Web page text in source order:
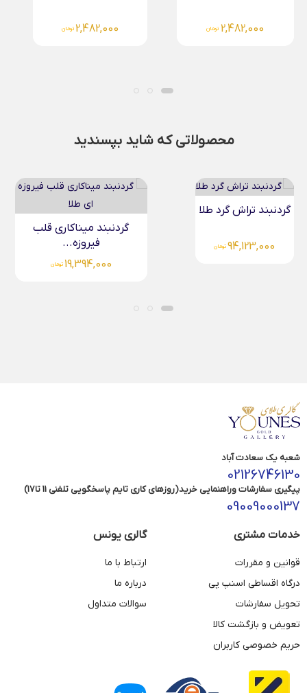
2,482,000 تومان 2,482,000 تومان
محصولاتی که شاید بپسندید
گردنبند تراش گرد طلا
94,123,000 تومان
گردنبند میناکاری قلب
فیروزه...
19,394,000 تومان
شعبه یک سعادت آباد
02126746130
پیگیری سفارشات وراهنمایی خرید(روزهای کاری تایم پاسخگویی تلفنی 11 تا17)
09009000137
خدمات مشتری
قوانین و مقررات
درگاه اقساطی اسنپ پی
تحویل سفارشات
تعویض و بازگشت کالا
حریم خصوصی کاربران
گالری یونس
ارتباط با ما
درباره ما
سوالات متداول